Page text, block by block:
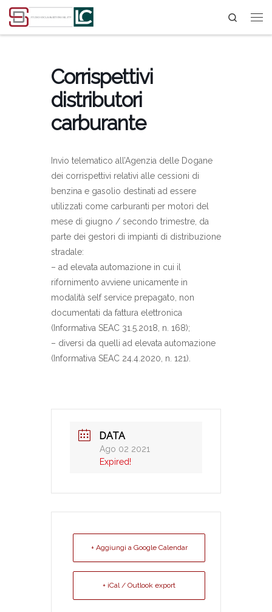
Passa al contenuto Search
Corrispettivi
distributori
carburante
Invio telematico all’Agenzia delle Dogane
dei corrispettivi relativi alle cessioni di
benzina e gasolio destinati ad essere
utilizzati come carburanti per motori del
mese di giugno / secondo trimestre, da
parte dei gestori di impianti di distribuzione
stradale:
– ad elevata automazione in cui il
rifornimento avviene unicamente in
modalità self service prepagato, non
documentati da fattura elettronica
(Informativa SEAC 31.5.2018, n. 168);
– diversi da quelli ad elevata automazione
(Informativa SEAC 24.4.2020, n. 121).
DATA
Ago 02 2021
Expired!
+ Aggiungi a Google Calendar
+ iCal / Outlook export